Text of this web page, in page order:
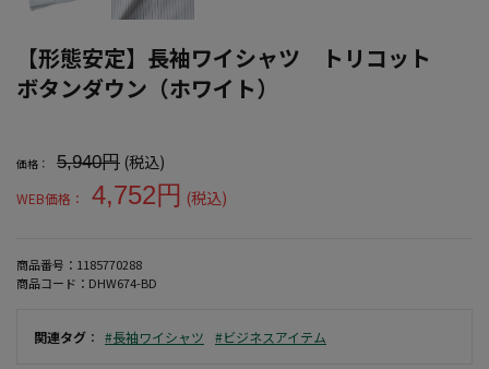
【形態安定】長袖ワイシャツ トリコット
ボタンダウン（ホワイト）
価格： 5,940円 (税込)
WEB価格： 4,752円 (税込)
商品番号： 1185770288
商品コード： DHW674-BD
関連タグ ： #長袖ワイシャツ #ビジネスアイテム